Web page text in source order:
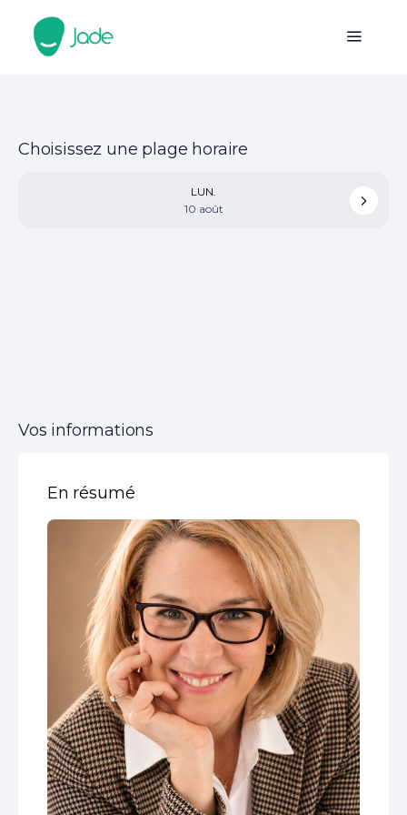
Choisissez une plage horaire
LUN.
10 août
Vos informations
En résumé